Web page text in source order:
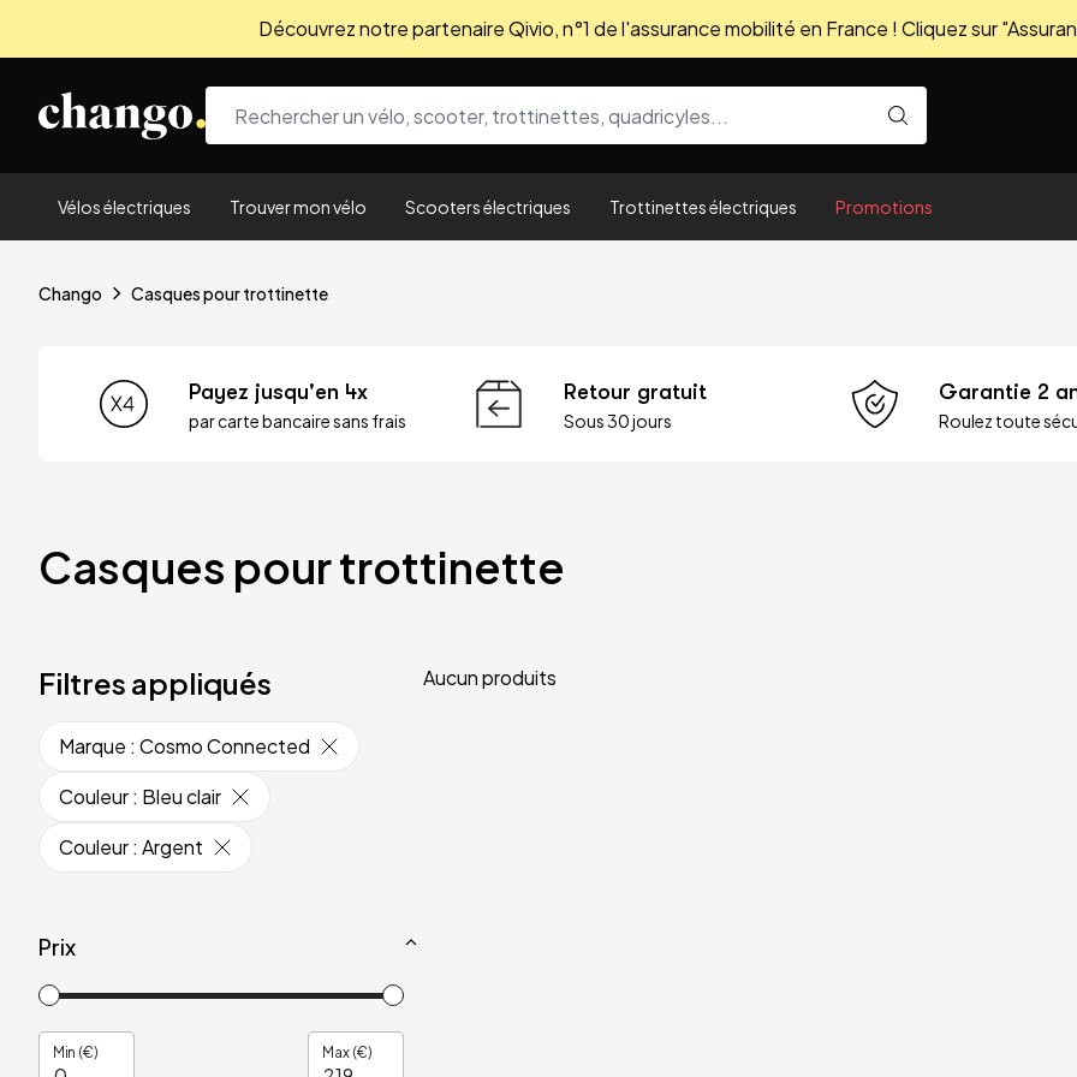
Découvrez notre partenaire Qivio, n°1 de l'assurance mobilité en France ! Cliquez sur
Vélos électriques Trouver mon vélo Scooters électriques Trottinettes électriques Promotions
Chango Casques pour trottinette
Payez jusqu'en 4x
par carte bancaire sans frais
Retour gratuit
Sous 30 jours
Garantie 2
Roulez toute
Casques pour trottinette
Filtres appliqués
Marque : Cosmo Connected
Couleur: Bleu clair
Couleur: Argent
Prix
Min (€) Max (€)
Aucun produits